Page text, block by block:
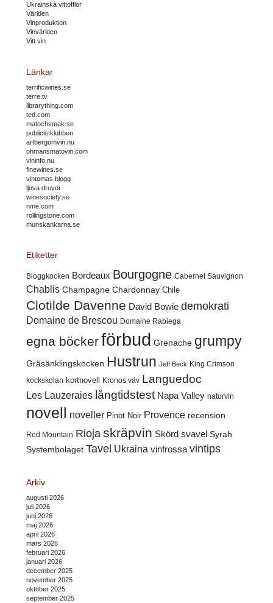
Ukrainska vittofflor
Världen
Vinproduktion
Vinvärlden
Vitt vin
Länkar
terrificwines.se
terre.tv
librarything.com
ted.com
matochsmak.se
publicistklubben
artbergomvin.nu
ohmansmatovin.com
vininfo.nu
finewines.se
vintomas blogg
ljuva druvor
winesociety.se
nme.com
rollingstone.com
munskankarna.se
Etiketter
Bloggkocken Bordeaux Bourgogne Cabernet Sauvignon
Chablis Champagne Chardonnay Chile
Clotilde Davenne David Bowie demokrati
Domaine de Brescou Domaine Rabiega
egna böckerförbud Grenache grumpy
Gräsänklingskocken Hustrun Jeff Beck King Crimson
kockskolan kortnovell Kronos väv Languedoc
Les Lauzeraies långtidstest Napa Valley naturvin
novell noveller Pinot Noir Provence recension
Red Mountain Rioja skräpvin Skörd svavel Syrah
Systembolaget Tavel Ukraina vinfrossa vintips
Arkiv
augusti 2026
juli 2026
juni 2026
maj 2026
april 2026
mars 2026
februari 2026
januari 2026
december 2025
november 2025
oktober 2025
september 2025